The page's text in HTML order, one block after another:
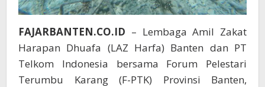
FAJARBANTEN.CO.ID – Lembaga Amil Zakat
Harapan Dhuafa (LAZ Harfa) Banten dan PT
Telkom Indonesia bersama Forum Pelestari
Terumbu Karang (F-PTK) Provinsi Banten,